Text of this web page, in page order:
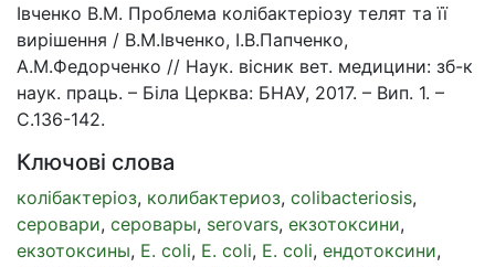
Івченко В.М. Проблема колібактеріозу телят та її
вирішення / В.М.Івченко, І.В.Папченко,
А.М.Федорченко // Наук. вісник вет. медицини: зб-к
наук. праць. – Біла Церква: БНАУ, 2017. – Вип. 1. –
С.136-142.
Ключові слова
колібактеріоз, колибактериоз, colibacteriosis,
серовари, серовары, serovars, екзотоксини,
екзотоксины, E. coli, E. coli, E. coli, ендотоксини,